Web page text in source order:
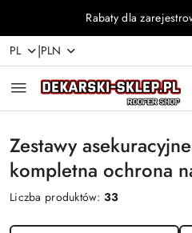
Przejdź do treści
Przejdź do wyszukiwarki
Przejdź do moje konto
Przejdź do menu
Przejdź do stopki
Rabaty dla
PL |PLN
Zestawy
kompletna ochrona
Liczba produktów:33